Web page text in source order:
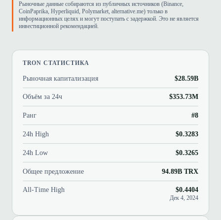
Рыночные данные собираются из публичных источников (Binance,
CoinPaprika, Hyperliquid, Polymarket, alternative.me) только в
информационных целях и могут поступать с задержкой. Это не является
инвестиционной рекомендацией.
TRON СТАТИСТИКА
Рыночная капитализация $28.59B
Объём за 24ч $353.73M
Ранг #8
24h High $0.3283
24h Low $0.3265
Общее предложение 94.89B TRX
All-Time High $0.4404
Дек 4, 2024